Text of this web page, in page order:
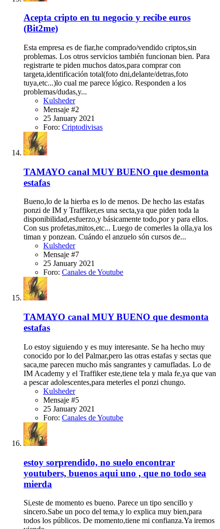
Acepta cripto en tu negocio y recibe euros
(Bit2me)
Esta empresa es de fiar,he comprado/vendido criptos,sin
problemas. Los otros servicios también funcionan bien. Para
registrarte te piden muchos datos,para comprar con
targeta,identificación total(foto dni,delante/detras,foto
tuya,etc...)lo cual me parece lógico. Responden a los
problemas/dudas,y...
Kulsheder
Mensaje #2
25 January 2021
Foro: Criptodivisas
TAMAYO canal MUY BUENO que desmonta
estafas
Bueno,lo de la hierba es lo de menos. De hecho las estafas
ponzi de IM y Traffiker,es una secta,ya que piden toda la
disponibilidad,esfuerzo,y básicamente todo,por y para ellos.
Con sus profetas,mitos,etc... Luego de comerles la olla,ya los
timan y ponzean. Cuándo el anzuelo són cursos de...
Kulsheder
Mensaje #7
25 January 2021
Foro: Canales de Youtube
TAMAYO canal MUY BUENO que desmonta
estafas
Lo estoy siguiendo y es muy interesante. Se ha hecho muy
conocido por lo del Palmar,pero las otras estafas y sectas que
saca,me parecen mucho más sangrantes y camufladas. Lo de
IM Academy y el Traffiker este,tiene tela y mala fe,ya que van
a pescar adolescentes,para meterles el ponzi chungo.
Kulsheder
Mensaje #5
25 January 2021
Foro: Canales de Youtube
estoy sorprendido, no suelo encontrar
youtubers, buenos aqui uno , que no todo sea
mierda
Si,este de momento es bueno. Parece un tipo sencillo y
sincero.Sabe un poco del tema,y lo explica muy bien,para
todos los públicos. De momento,tiene mi confianza.Ya iremos